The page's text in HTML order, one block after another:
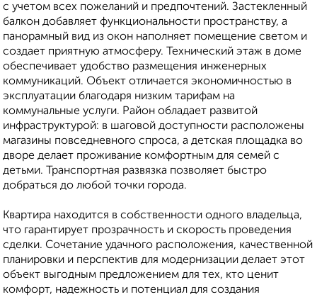
с учетом всех пожеланий и предпочтений. Застекленный
балкон добавляет функциональности пространству, а
панорамный вид из окон наполняет помещение светом и
создает приятную атмосферу. Технический этаж в доме
обеспечивает удобство размещения инженерных
коммуникаций. Объект отличается экономичностью в
эксплуатации благодаря низким тарифам на
коммунальные услуги. Район обладает развитой
инфраструктурой: в шаговой доступности расположены
магазины повседневного спроса, а детская площадка во
дворе делает проживание комфортным для семей с
детьми. Транспортная развязка позволяет быстро
добраться до любой точки города.
Квартира находится в собственности одного владельца,
что гарантирует прозрачность и скорость проведения
сделки. Сочетание удачного расположения, качественной
планировки и перспектив для модернизации делает этот
объект выгодным предложением для тех, кто ценит
комфорт, надежность и потенциал для создания